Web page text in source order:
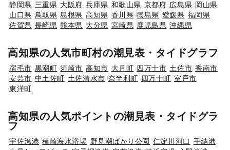
静岡県 三重県 大阪府 兵庫県 和歌山県 京都府 広島県 岡山県
山口県 鳥取県 島根県 高知県 香川県 徳島県 愛媛県 福岡県
佐賀県 長崎県 熊本県 大分県 宮崎県 鹿児島県 沖縄県
高知県の人気市町村の潮見表・タイドグラフ
宿毛市 黒潮町 須崎市 高知市 大月町 四万十市 土佐市 香南市
安芸市 中土佐町 土佐清水市 奈半利町 四万十町 室戸市
東洋町
高知県の人気ポイントの潮見表・タイドグラ
フ
宇佐漁港 種崎海水浴場 野見潮ばかり公園 仁淀川河口 手結港